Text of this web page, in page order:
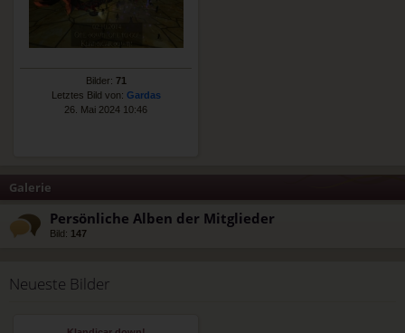
Bilder: 71
Letztes Bild von: Gardas
26. Mai 2024 10:46
Galerie
Persönliche Alben der Mitglieder
Bild: 147
Neueste Bilder